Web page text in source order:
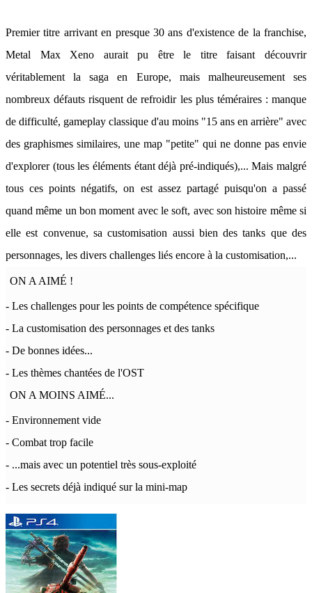
Premier titre arrivant en presque 30 ans d'existence de la franchise,
Metal Max Xeno aurait pu être le titre faisant découvrir
véritablement la saga en Europe, mais malheureusement ses
nombreux défauts risquent de refroidir les plus téméraires : manque
de difficulté, gameplay classique d'au moins "15 ans en arrière" avec
des graphismes similaires, une map "petite" qui ne donne pas envie
d'explorer (tous les éléments étant déjà pré-indiqués),... Mais malgré
tous ces points négatifs, on est assez partagé puisqu'on a passé
quand même un bon moment avec le soft, avec son histoire même si
elle est convenue, sa customisation aussi bien des tanks que des
personnages, les divers challenges liés encore à la customisation,...
ON A AIMÉ !
- Les challenges pour les points de compétence spécifique
- La customisation des personnages et des tanks
- De bonnes idées...
- Les thèmes chantées de l'OST
ON A MOINS AIMÉ...
- Environnement vide
- Combat trop facile
- ...mais avec un potentiel très sous-exploité
- Les secrets déjà indiqué sur la mini-map